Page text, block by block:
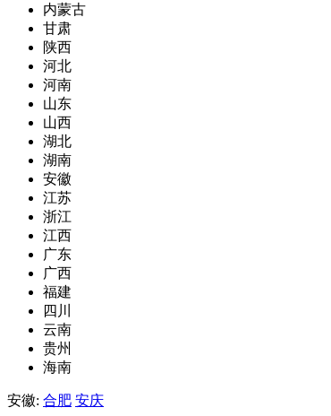
内蒙古
甘肃
陕西
河北
河南
山东
山西
湖北
湖南
安徽
江苏
浙江
江西
广东
广西
福建
四川
云南
贵州
海南
安徽: 合肥 安庆